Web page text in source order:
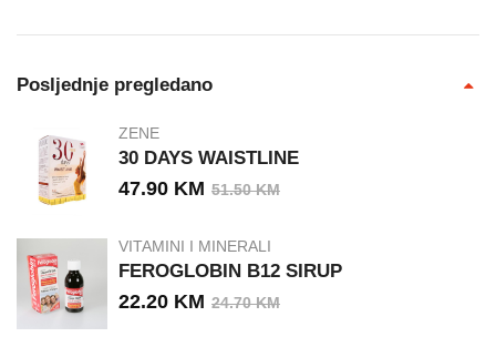
Posljednje pregledano
ZENE
30 DAYS WAISTLINE
51.50KM
47.90 KM
VITAMINI I MINERALI
FEROGLOBIN B12 SIRUP
24.70KM
22.20 KM